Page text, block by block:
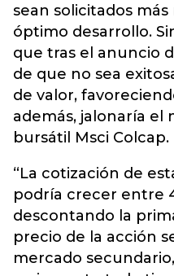
sean solicitados
óptimo desarrollo.
que tras el anuncio
de que no sea
de valor,
además, jalonaría el
bursátil Msci Colcap.
“La cotización de
podría crecer entre
descontando la
precio de la acción
mercado